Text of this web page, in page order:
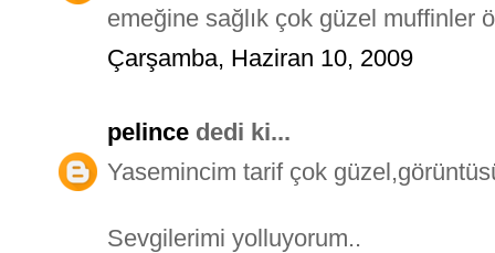
emeğine sağlık çok güzel muffinler
Çarşamba, Haziran 10, 2009
pelince dedi ki...
Yasemincim tarif çok
Sevgilerimi yolluyorum..